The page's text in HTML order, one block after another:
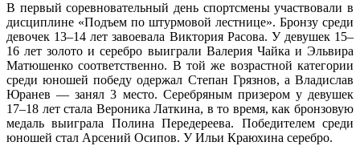
В первый соревновательный день спортсмены участвовали в
дисциплине «Подъем по штурмовой лестнице». Бронзу среди
девочек 13–14 лет завоевала Виктория Расова. У девушек 15–
16 лет золото и серебро выиграли Валерия Чайка и Эльвира
Матюшенко соответственно. В той же возрастной категории
среди юношей победу одержал Степан Грязнов, а Владислав
Юранев — занял 3 место. Серебряным призером у девушек
17–18 лет стала Вероника Латкина, в то время, как бронзовую
медаль выиграла Полина Передереева. Победителем среди
юношей стал Арсений Осипов. У Ильи Краюхина серебро.